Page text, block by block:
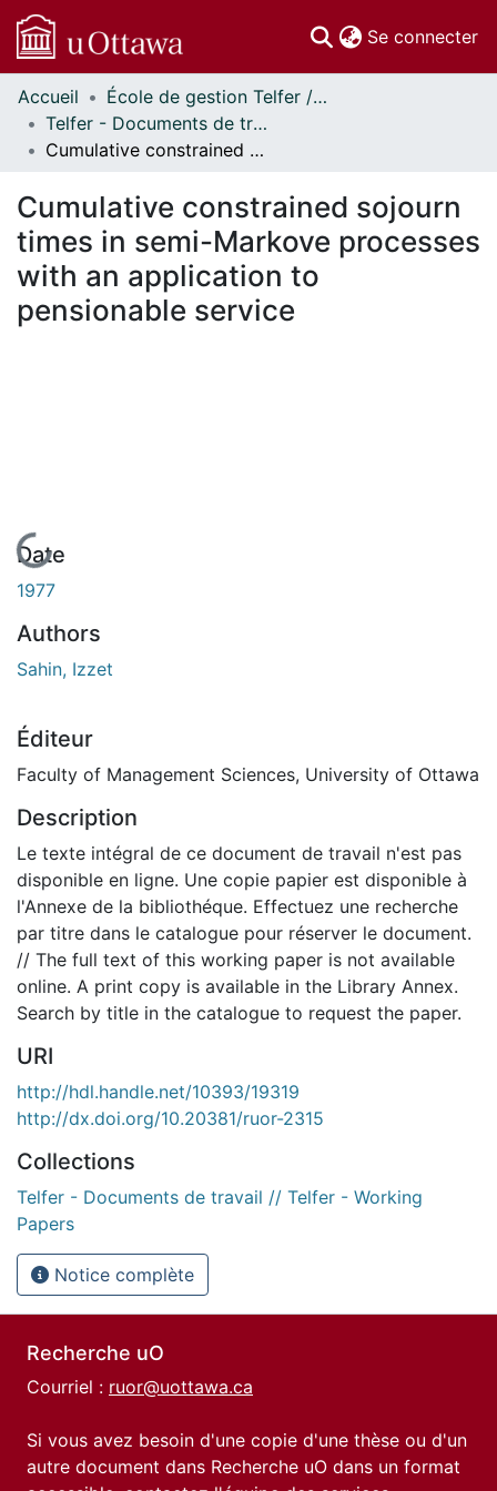
Se connecter
Communautés
et collections
Parcourir
À propos
Accueil
École de gestion Telfer // Telfer School of Management
Telfer - Documents de travail // Telfer - Working Papers
Cumulative constrained sojourn times in semi-Markove processes with an application to pensionable service
Cumulative constrained sojourn
times in semi-Markove processes
with an application to
pensionable service
En cours de chargement...
Date
1977
Authors
Sahin, Izzet
Éditeur
Faculty of Management Sciences, University of Ottawa
Description
Le texte intégral de ce document de travail n'est pas
disponible en ligne. Une copie papier est disponible à
l'Annexe de la bibliothéque. Effectuez une recherche
par titre dans le catalogue pour réserver le document.
// The full text of this working paper is not available
online. A print copy is available in the Library Annex.
Search by title in the catalogue to request the paper.
URI
http://hdl.handle.net/10393/19319
http://dx.doi.org/10.20381/ruor-2315
Collections
Telfer - Documents de travail // Telfer - Working
Papers
Notice complète
Recherche uO
Courriel : ruor@uottawa.ca
Si vous avez besoin d'une copie d'une thèse ou d'un
autre document dans Recherche uO dans un format